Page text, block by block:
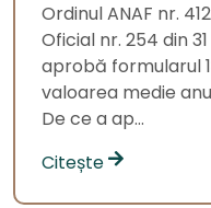
Ordinul ANAF nr.
Oficial nr. 254 din
aprobă formularul
valoarea medie
De ce a ap...
Citește